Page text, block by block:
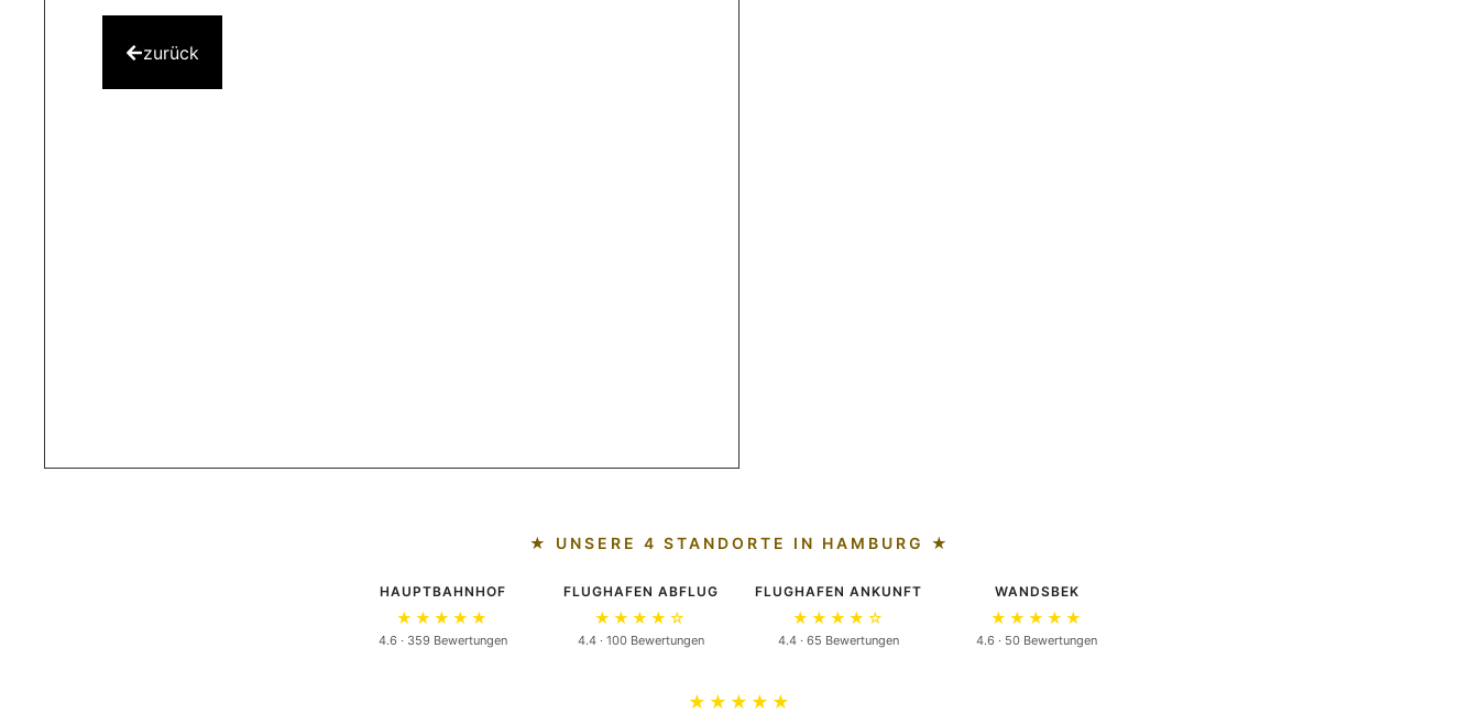
zurück
★ UNSERE 4 STANDORTE IN HAMBURG ★
HAUPTBAHNHOF
★★★★★
4.6 · 359 Bewertungen
FLUGHAFEN ABFLUG
★★★★☆
4.4 · 100 Bewertungen
FLUGHAFEN ANKUNFT
★★★★☆
4.4 · 65 Bewertungen
WANDSBEK
★★★★★
4.6 · 50 Bewertungen
★★★★★